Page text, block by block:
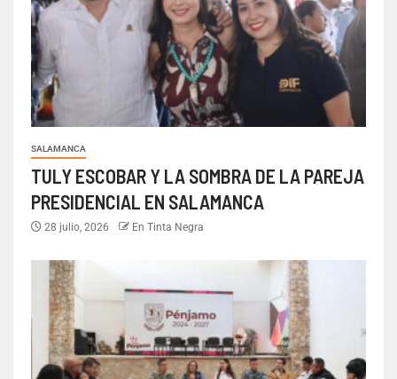
SALAMANCA
TULY ESCOBAR Y LA SOMBRA DE LA PAREJA
PRESIDENCIAL EN SALAMANCA
28 julio, 2026 En Tinta Negra